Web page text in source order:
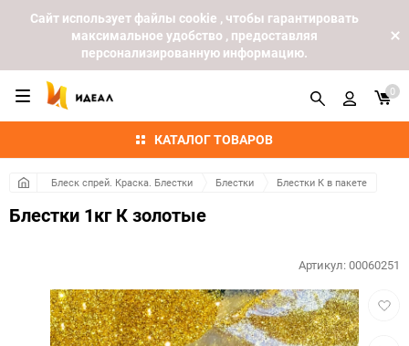
Cайт использует файлы cookie , чтобы гарантировать
максимальное удобство , предоставляя
персонализированную информацию.
КАТАЛОГ ТОВАРОВ
0
Блеск спрей. Краска. Блестки Блестки Блестки К в пакете
Блестки 1кг К золотые
Артикул:00060251